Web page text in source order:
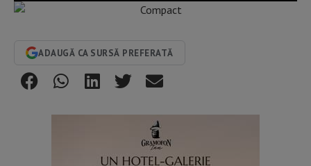
ADAUGĂ CA SURSĂ PREFERATĂ